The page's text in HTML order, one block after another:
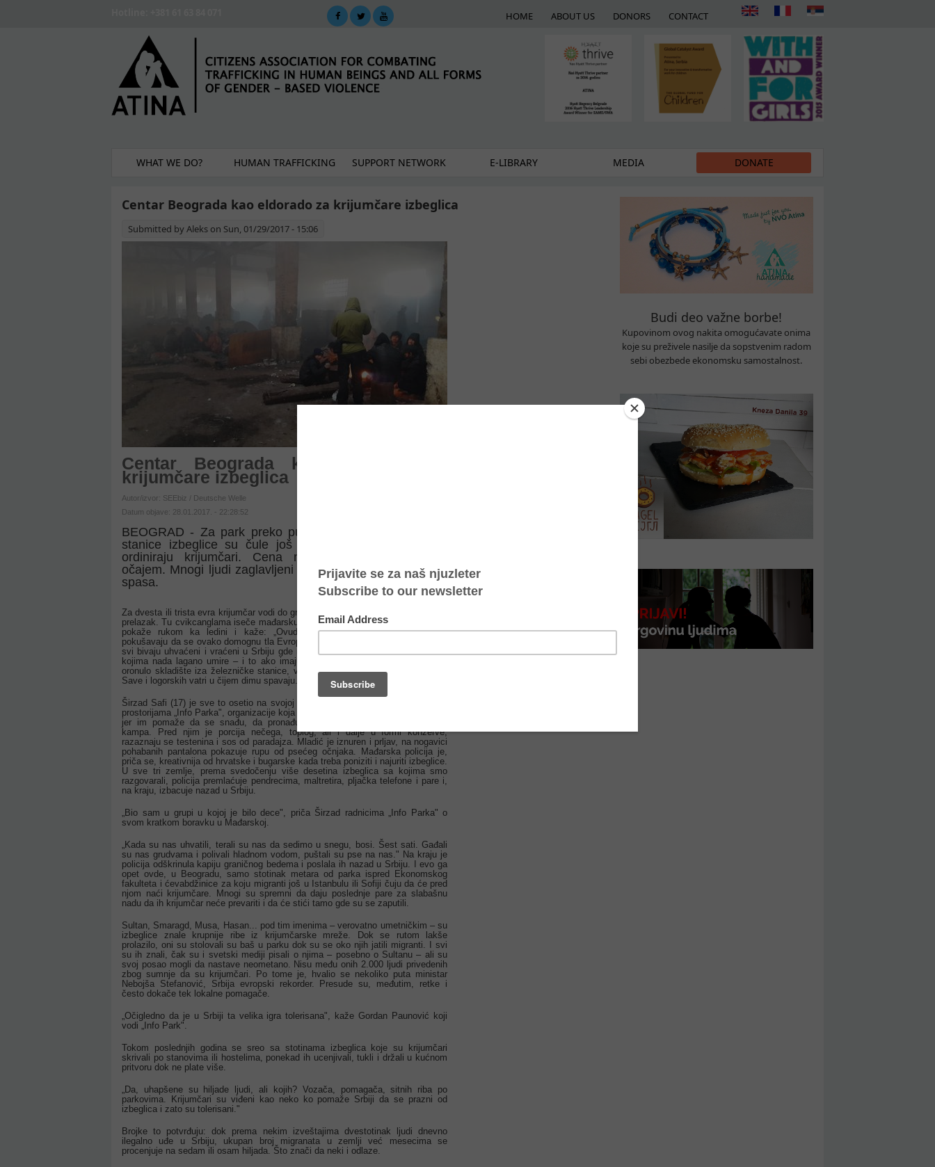
HOME ABOUT US DONORS CONTACT
WHAT WE DO? HUMAN TRAFFICKING SUPPORT NETWORK E-LIBRARY MEDIA DONATE
Centar Beograda kao eldorado za krijumčare izbeglica
Submitted byAleks on Sun, 01/29/2017 - 15:06
Centar Beograda kao eldorado za
krijumčare izbeglica
Autor/izvor: SEEbiz / Deutsche Welle
Datum objave: 28.01.2017. - 22:28:52
BEOGRAD - Za park preko puta beogradske autobuske
stanice izbeglice su čule još u Istanbulu ili Sofiji – tu
ordiniraju krijumčari. Cena njihovih usluga raste sa
očajem. Mnogi ljudi zaglavljeni u Srbiji vide ih kao slamku
spasa.
Za dvesta ili trista evra krijumčar vodi do granice, do mesta navodno zgodnih za
prelazak. Tu cvikcanglama iseče mađarsku ogradu ili, u slučaju Hrvatske, samo
pokaže rukom ka ledini i kaže: „Ovuda." Svakodnevno stotine izbeglica
pokušavaju da se ovako domognu tla Evropske unije, te obećane zemlje. Skoro
svi bivaju uhvaćeni i vraćeni u Srbiju gde ih čekaju krcati kolektivni smeštaji u
kojima nada lagano umire – i to ako imaju sreće. Ako nemaju, čeka ihnapola
oronulo skladište iza železničke stanice, vašljivi limb između ledenog vetra sa
Save i logorskih vatri u čijem dimu spavaju.
Širzad Safi (17) je sve to osetio na svojoj koži. Avganistanac sedi za stolom u
prostorijama „Info Parka", organizacije koja je na dobrom glasu među migrantima
jer im pomaže da se snađu, da pronađu smeštaj ili prevoz do izbegličkog
kampa. Pred njim je porcija nečega, toplog, ali i dalje u formi konzerve,
razaznaju se testenina i sos od paradajza. Mladić je iznuren i prljav, na nogavici
pohabanih pantalona pokazuje rupu od psećeg očnjaka. Mađarska policija je,
priča se, kreativnija od hrvatske i bugarske kada treba poniziti i najuriti izbeglice.
U sve tri zemlje, prema svedočenju više desetina izbeglica sa kojima smo
razgovarali, policija premlaćuje pendrecima, maltretira, pljačka telefone i pare i,
na kraju, izbacuje nazad u Srbiju.
„Bio sam u grupi u kojoj je bilo dece", priča Širzad radnicima „Info Parka" o
svom kratkom boravku u Mađarskoj.
„Kada su nas uhvatili, terali su nas da sedimo u snegu, bosi. Šest sati. Gađali
su nas grudvama i polivali hladnom vodom, puštali su pse na nas." Na kraju je
policija odškrinula kapiju graničnog bedema i poslala ih nazad u Srbiju. I evo ga
opet ovde, u Beogradu, samo stotinak metara od parka ispred Ekonomskog
fakulteta i ćevabdžinice za koju migranti još u Istanbulu ili Sofiji čuju da će pred
njom naći krijumčare. Mnogi su spremni da daju poslednje pare za slabašnu
nadu da ih krijumčar neće prevariti i da će stići tamo gde su se zaputili.
Sultan, Smaragd, Musa, Hasan... pod tim imenima – verovatno umetničkim – su
izbeglice znale krupnije ribe iz krijumčarske mreže. Dok se rutom lakše
prolazilo, oni su stolovali su baš u parku dok su se oko njih jatili migranti. I svi
su ih znali, čak su i svetski mediji pisali o njima – posebno o Sultanu – ali su
svoj posao mogli da nastave neometano. Nisu među onih 2.000 ljudi privedenih
zbog sumnje da su krijumčari. Po tome je, hvalio se nekoliko puta ministar
Nebojša Stefanović, Srbija evropski rekorder. Presude su, međutim, retke i
često dokače tek lokalne pomagače.
„Očigledno da je u Srbiji ta velika igra tolerisana", kaže Gordan Paunović koji
vodi „Info Park".
Tokom poslednjih godina se sreo sa stotinama izbeglica koje su krijumčari
skrivali po stanovima ili hostelima, ponekad ih ucenjivali, tukli i držali u kućnom
pritvoru dok ne plate više.
„Da, uhapšene su hiljade ljudi, ali kojih? Vozača, pomagača, sitnih riba po
parkovima. Krijumčari su viđeni kao neko ko pomaže Srbiji da se prazni od
izbeglica i zato su tolerisani."
Brojke to potvrđuju: dok prema nekim izveštajima dvestotinak ljudi dnevno
ilegalno uđe u Srbiju, ukupan broj migranata u zemlji već mesecima se
procenjuje na sedam ili osam hiljada. Što znači da neki i odlaze.
Budi deo važne borbe!
Kupovinom ovog nakita omogućavate onima
koje su preživele nasilje da sopstvenim radom
sebi obezbede ekonomsku samostalnost.